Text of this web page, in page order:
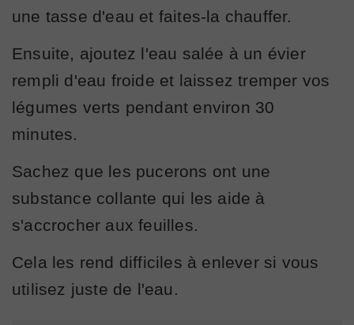
une tasse d'eau et faites-la chauffer.
Ensuite, ajoutez l'eau salée à un évier
rempli d'eau froide et laissez tremper vos
légumes verts pendant environ 30
minutes.
Sachez que les pucerons ont une
substance collante qui les aide à
s'accrocher aux feuilles.
Cela les rend difficiles à enlever si vous
utilisez juste de l'eau.